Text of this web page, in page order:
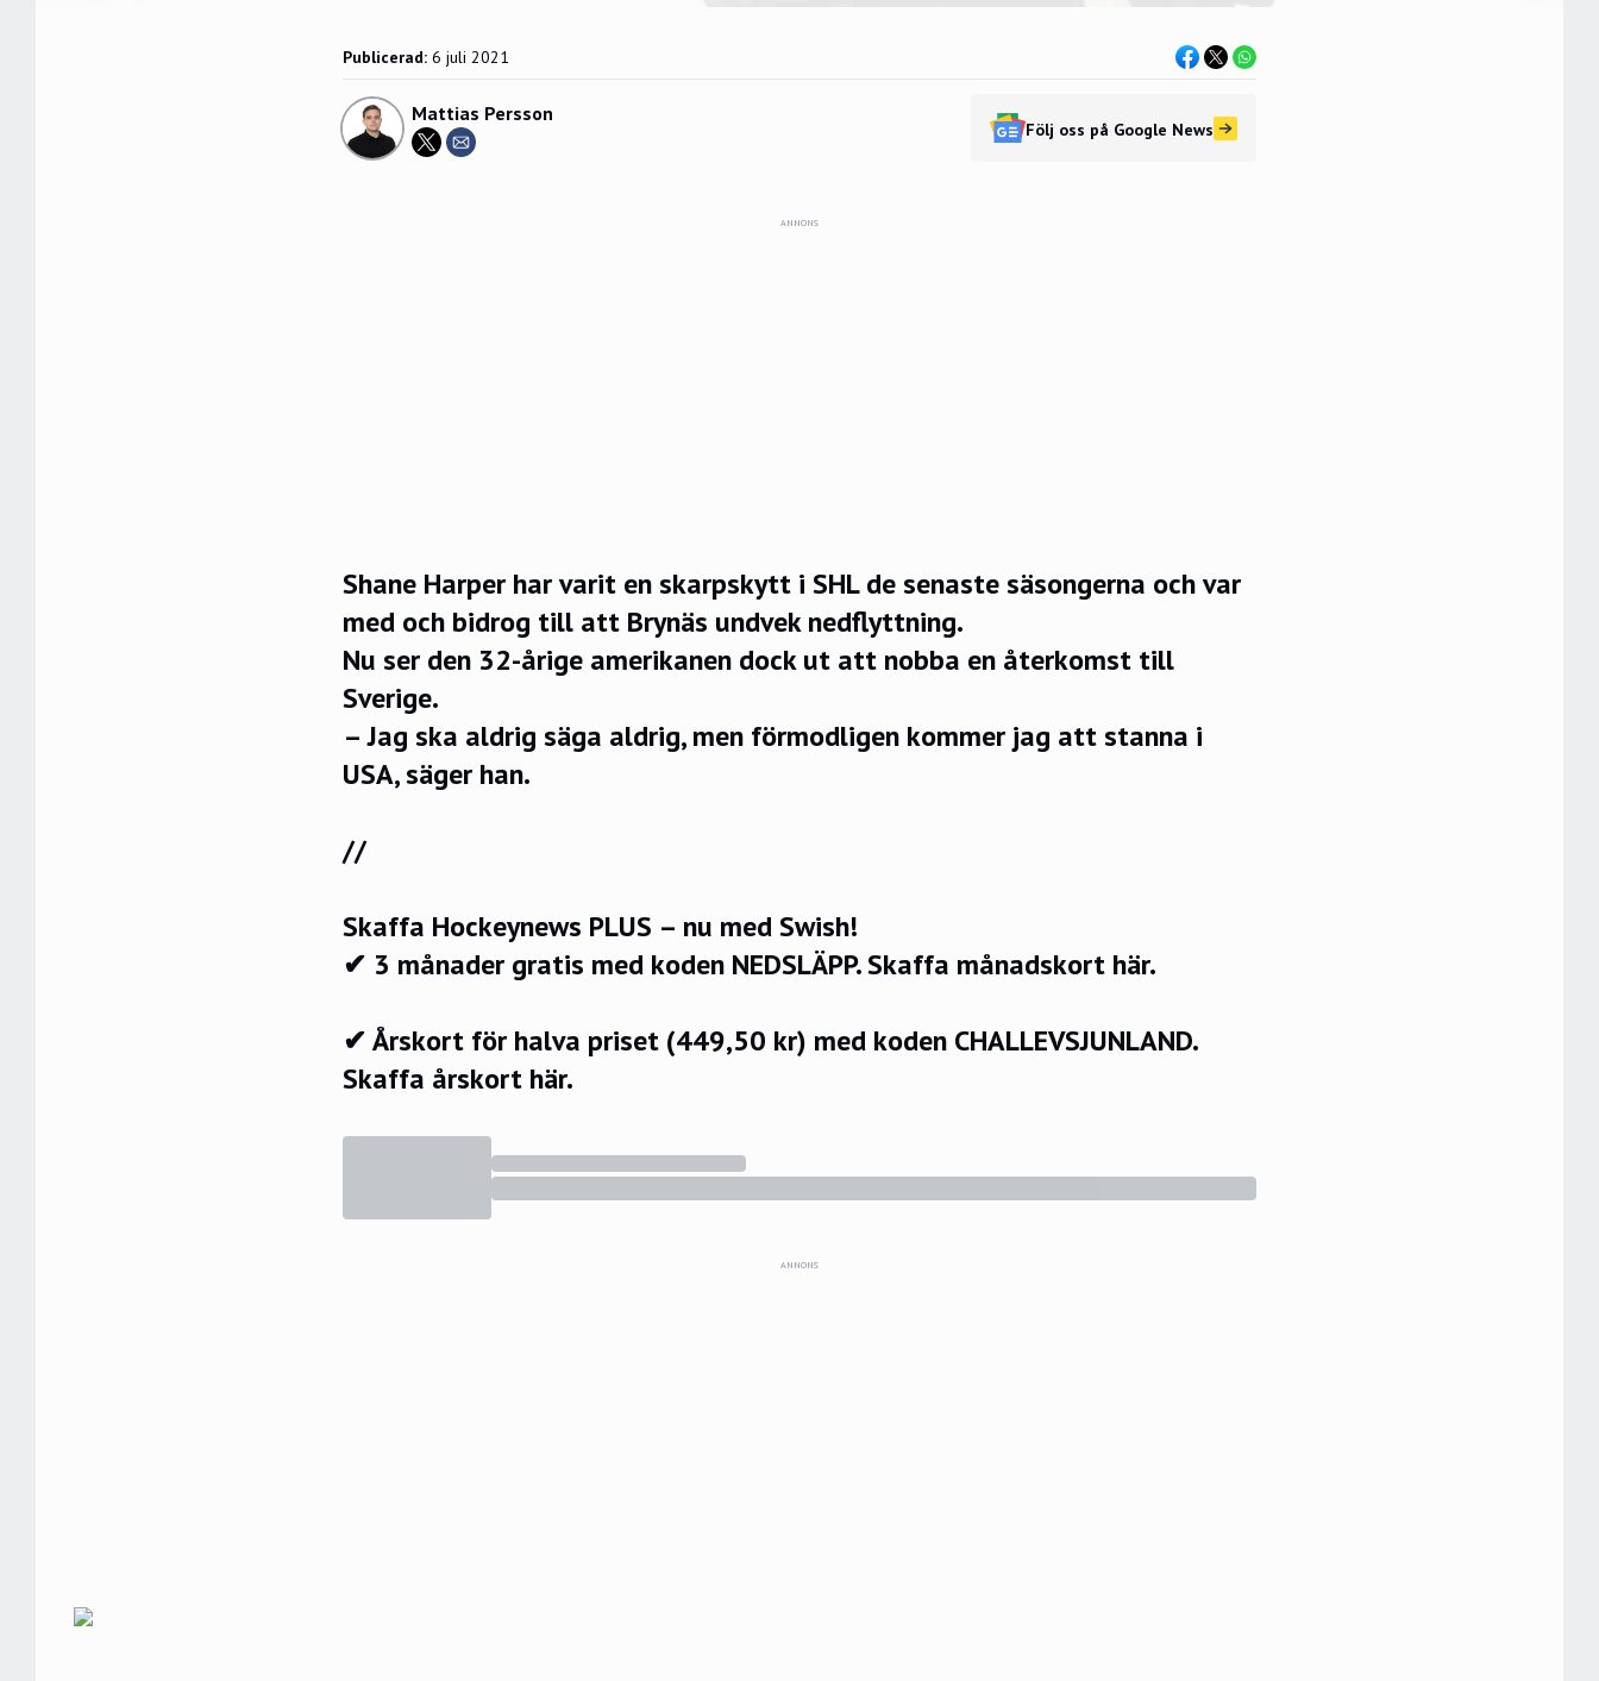
Publicerad: 6 juli 2021
Mattias Persson
Följ oss på Google News
ANNONS
Shane Harper har varit en skarpskytt i SHL de senaste säsongerna och var
med och bidrog till att Brynäs undvek nedflyttning.
Nu ser den 32-årige amerikanen dock ut att nobba en återkomst till
Sverige.
– Jag ska aldrig säga aldrig, men förmodligen kommer jag att stanna i
USA, säger han.
//
Skaffa Hockeynews PLUS – nu med Swish!
✔ 3 månader gratis med koden NEDSLÄPP.Skaffa månadskort här.
✔ Årskort för halva priset (449,50 kr) med koden CHALLEVSJUNLAND.
Skaffa årskort här.
ANNONS